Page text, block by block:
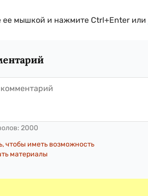
ее мышкой и нажмите Ctrl+Enter или
2000
чтобы иметь возможность
материалы